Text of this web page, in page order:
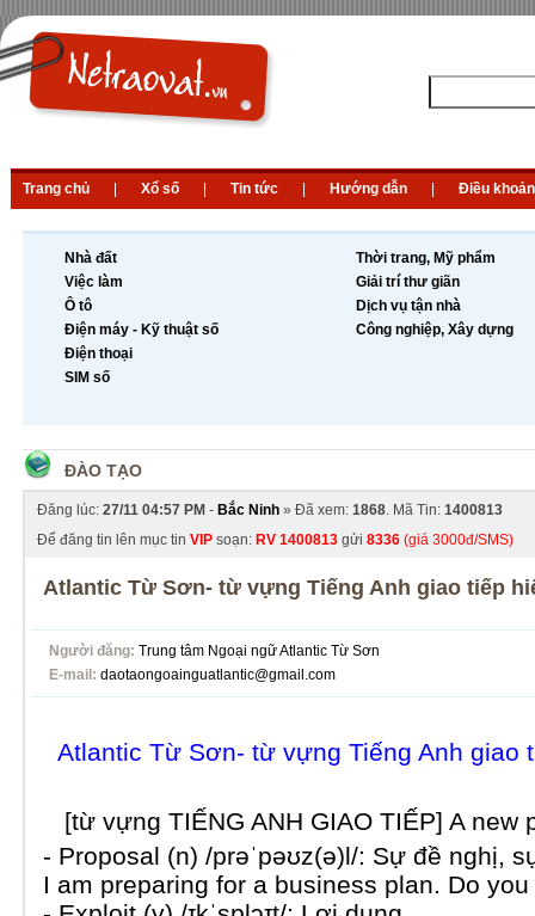
Trang chủ Xổ số Tin tức Hướng dẫn Điều khoản
Nhà đất
Việc làm
Ô tô
Điện máy - Kỹ thuật số
Điện thoại
SIM số
Thời trang, Mỹ phẩm
Giải trí thư giãn
Dịch vụ tận nhà
Công nghiệp, Xây dựng
ĐÀO TẠO
Đăng lúc: 27/11 04:57 PM - Bắc Ninh » Đã xem: 1868. Mã Tin: 1400813
Để đăng tin lên mục tin VIP soạn: RV 1400813 gửi 8336 (giá 3000đ/SMS)
Atlantic Từ Sơn- từ vựng Tiếng Anh giao tiếp
Người đăng: Trung tâm Ngoại ngữ Atlantic Từ Sơn
E-mail: daotaongoainguatlantic@gmail.com
Atlantic Từ Sơn- từ vựng Tiếng Anh giao
[từ vựng TIẾNG ANH GIAO TIẾP] A new
- Proposal (n) /prəˈpəʊz(ə)l/: Sự đề nghị,
I am preparing for a business plan. Do